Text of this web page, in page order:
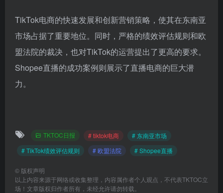
TikTok电商的快速发展和创新营销策略，使其在东南亚
市场占据了重要地位。同时，严格的绩效评估规则和欧
盟法院的裁决，也对TikTok的运营提出了更高的要求。
Shopee直播的成功案例则展示了直播电商的巨大潜
力。
TKTOC日报 # tiktok电商
# 东南亚市场
# TikTok绩效评估规则
# 欧盟法院 # Shopee直播
© 版权声明
以上内容来源于网络或收集整理，内容属作者个人观点，不代表TKTOC立
场！文章版权归作者所有，未经允许请勿转载。